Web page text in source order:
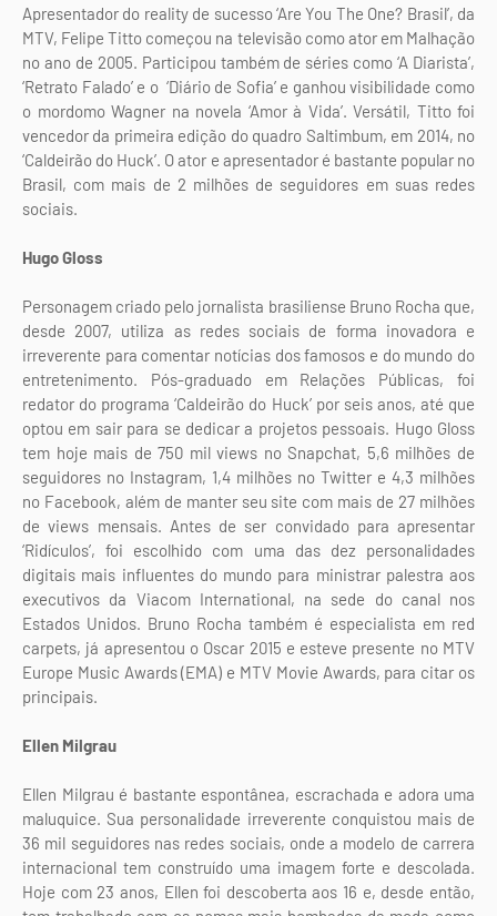
Apresentador do reality de sucesso ‘Are You The One? Brasil’, da
MTV, Felipe Titto começou na televisão como ator em Malhação
no ano de 2005. Participou também de séries como ‘A Diarista’,
‘Retrato Falado’ e o ‘Diário de Sofia’ e ganhou visibilidade como
o mordomo Wagner na novela ‘Amor à Vida’. Versátil, Titto foi
vencedor da primeira edição do quadro Saltimbum, em 2014, no
‘Caldeirão do Huck’. O ator e apresentador é bastante popular no
Brasil, com mais de 2 milhões de seguidores em suas redes
sociais.
Hugo Gloss
Personagem criado pelo jornalista brasiliense Bruno Rocha que,
desde 2007, utiliza as redes sociais de forma inovadora e
irreverente para comentar notícias dos famosos e do mundo do
entretenimento. Pós-graduado em Relações Públicas, foi
redator do programa ‘Caldeirão do Huck’ por seis anos, até que
optou em sair para se dedicar a projetos pessoais. Hugo Gloss
tem hoje mais de 750 mil views no Snapchat, 5,6 milhões de
seguidores no Instagram, 1,4 milhões no Twitter e 4,3 milhões
no Facebook, além de manter seu site com mais de 27 milhões
de views mensais. Antes de ser convidado para apresentar
‘Ridículos’, foi escolhido com uma das dez personalidades
digitais mais influentes do mundo para ministrar palestra aos
executivos da Viacom International, na sede do canal nos
Estados Unidos. Bruno Rocha também é especialista em red
carpets, já apresentou o Oscar 2015 e esteve presente no MTV
Europe Music Awards (EMA) e MTV Movie Awards, para citar os
principais.
Ellen Milgrau
Ellen Milgrau é bastante espontânea, escrachada e adora uma
maluquice. Sua personalidade irreverente conquistou mais de
36 mil seguidores nas redes sociais, onde a modelo de carrera
internacional tem construído uma imagem forte e descolada.
Hoje com 23 anos, Ellen foi descoberta aos 16 e, desde então,